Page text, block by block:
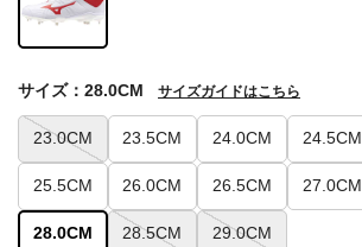
23.0CM 23.5CM 24.0CM 24.5CM
25.5CM 26.0CM 26.5CM 27.0CM
28.0CM 28.5CM 29.0CM
サイズ：28.0CM サイズガイドはこちら